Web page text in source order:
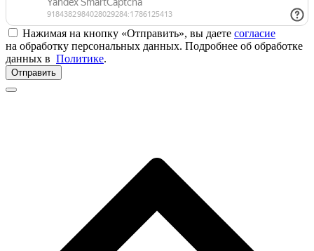
Нажимая на кнопку «Отправить», вы даете согласие
на обработку персональных данных. Подробнее об обработке
данных в Политике.
Отправить